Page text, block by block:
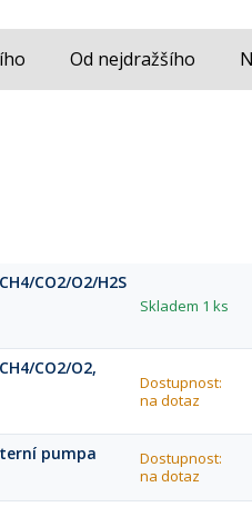
Od nejdražšího
CO2/O2/H2S
Skladem 1 ks
CO2/O2,
Dostupnost:
na dotaz
pumpa
Dostupnost:
na dotaz